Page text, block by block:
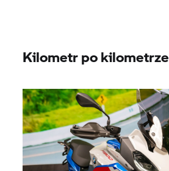
Kilometr po kilometrze